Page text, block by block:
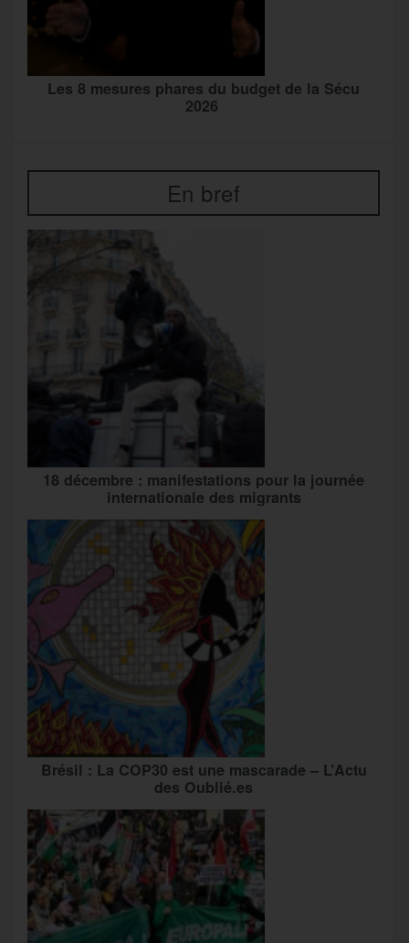
Les 8 mesures phares du budget de la Sécu
2026
En bref
18 décembre : manifestations pour la journée
internationale des migrants
Brésil : La COP30 est une mascarade – L’Actu
des Oublié.es